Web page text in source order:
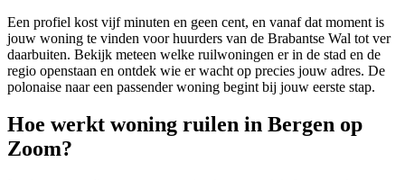
Een profiel kost vijf minuten en geen cent, en vanaf dat moment is
jouw woning te vinden voor huurders van de Brabantse Wal tot ver
daarbuiten. Bekijk meteen welke ruilwoningen er in de stad en de
regio openstaan en ontdek wie er wacht op precies jouw adres. De
polonaise naar een passender woning begint bij jouw eerste stap.
Hoe werkt woning ruilen in Bergen op
Zoom?